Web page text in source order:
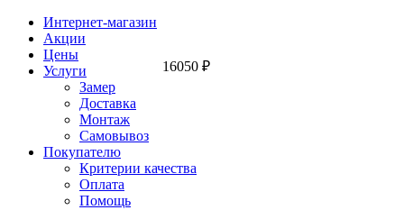
Интернет-магазин
Акции
Цены
Услуги
Замер
Доставка
Монтаж
Самовывоз
Покупателю
Критерии качества
Оплата
Помощь
16050 ₽